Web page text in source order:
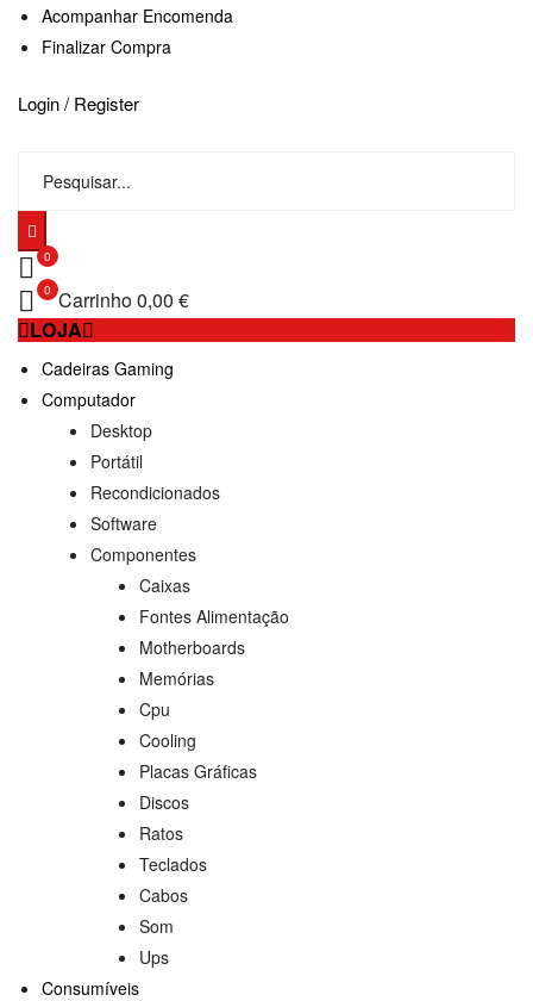
Acompanhar Encomenda
Finalizar Compra
Login / Register
0
0 Carrinho0,00 €
LOJA
Cadeiras Gaming
Computador
Desktop
Portátil
Recondicionados
Software
Componentes
Caixas
Fontes Alimentação
Motherboards
Memórias
Cpu
Cooling
Placas Gráficas
Discos
Ratos
Teclados
Cabos
Som
Ups
Consumíveis